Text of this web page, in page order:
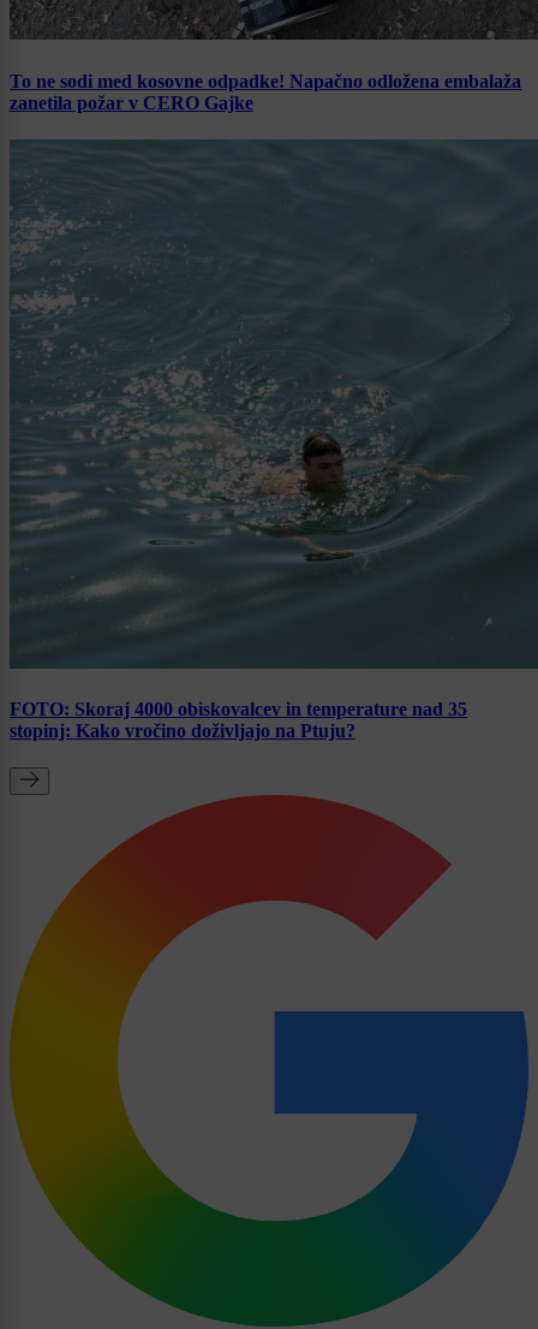
To ne sodi med kosovne odpadke! Napačno odložena embalaža
zanetila požar v CERO Gajke
FOTO: Skoraj 4000 obiskovalcev in temperature nad 35
stopinj: Kako vročino doživljajo na Ptuju?